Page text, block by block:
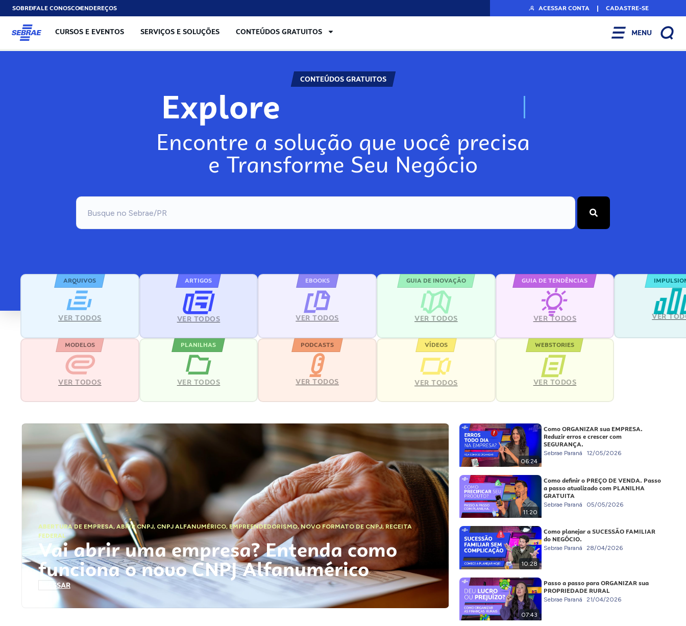
SOBREFALE CONOSCOENDEREÇOS ACESSAR CONTA | CADASTRE-SE
CURSOS E EVENTOS SERVIÇOS E SOLUÇÕES CONTEÚDOS GRATUITOS MENU
CONTEÚDOS GRATUITOS
Explore N
Encontre a solução que você precisa
e Transforme Seu Negócio
ARQUIVOS
VER TODOS
ARTIGOS
VER TODOS
EBOOKS
VER TODOS
GUIA DE INOVAÇÃO
VER TODOS
GUIA DE TENDÊNCIAS
VER TODOS VER
MODELOS
VER TODOS
PLANILHAS
VER TODOS
PODCASTS
VER TODOS
VÍDEOS
VER TODOS
WEBSTORIES
VER TODOS
ABERTURA DE EMPRESA,ABRIR CNPJ, CNPJ ALFANUMÉRICO, EMPREENDEDORISMO,NOVO FORMATO DE CNPJ,RECEITA
FEDERAL
Vai abrir uma empresa? Entenda como
funciona o novo CNPJ Alfanumérico
ACESSAR
06:24
Como ORGANIZAR sua EMPRESA.
Reduzir erros e crescer com
SEGURANÇA.
Sebrae Paraná 12/05/2026
11:20
Como definir o PREÇO DE VENDA. Passo
a passo atualizado com PLANILHA
GRATUITA
Sebrae Paraná 05/05/2026
10:28
Como planejar a SUCESSÃO FAMILIAR
do NEGÓCIO.
Sebrae Paraná 28/04/2026
07:43
Passo a passo para ORGANIZAR sua
PROPRIEDADE RURAL
Sebrae Paraná 21/04/2026